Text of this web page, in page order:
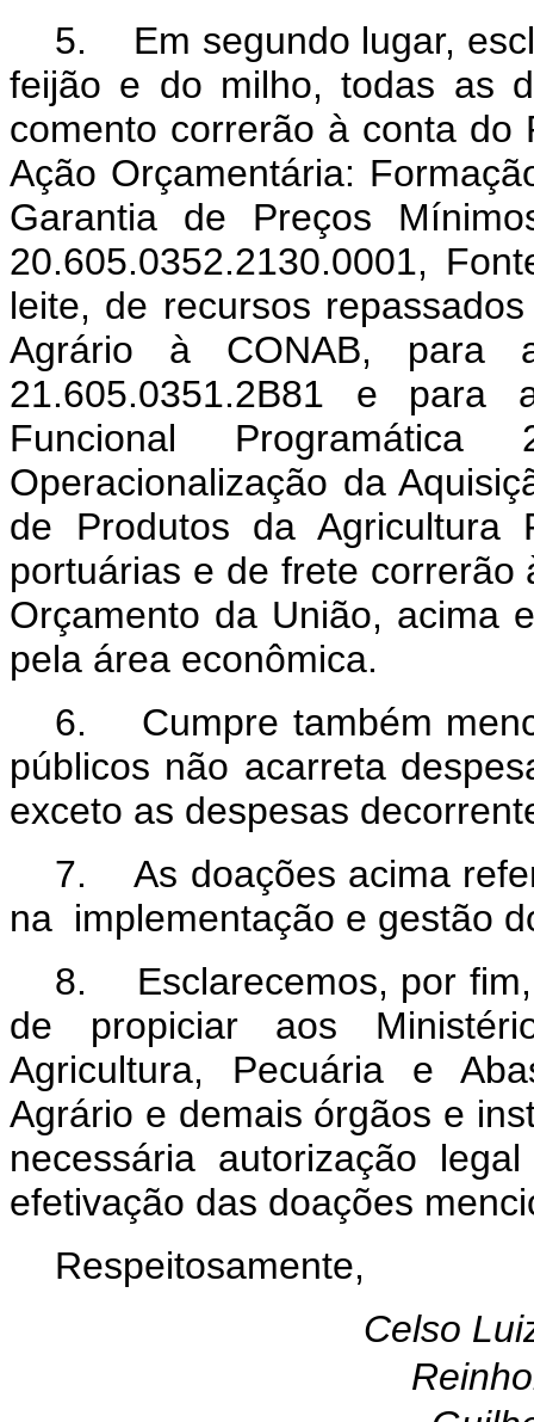
5. Em segundo lugar,
feijão e do milho, todas as
comento correrão à conta do
Ação Orçamentária:
Garantia de Preços
20.605.0352.2130.0001,
leite, de recursos
Agrário à CONAB, para
21.605.0351.2B81 e para
Funcional Programática
Operacionalização da
de Produtos da Agricultura
portuárias e de frete
Orçamento da União, acima
pela área econômica.
6. Cumpre também
públicos não acarreta
exceto as despesas
7. As doações acima
na implementação e gestão
8. Esclarecemos, por fim,
de propiciar aos
Agricultura, Pecuária e
Agrário e demais órgãos e
necessária autorização
efetivação das doações
Respeitosamente,
Celso